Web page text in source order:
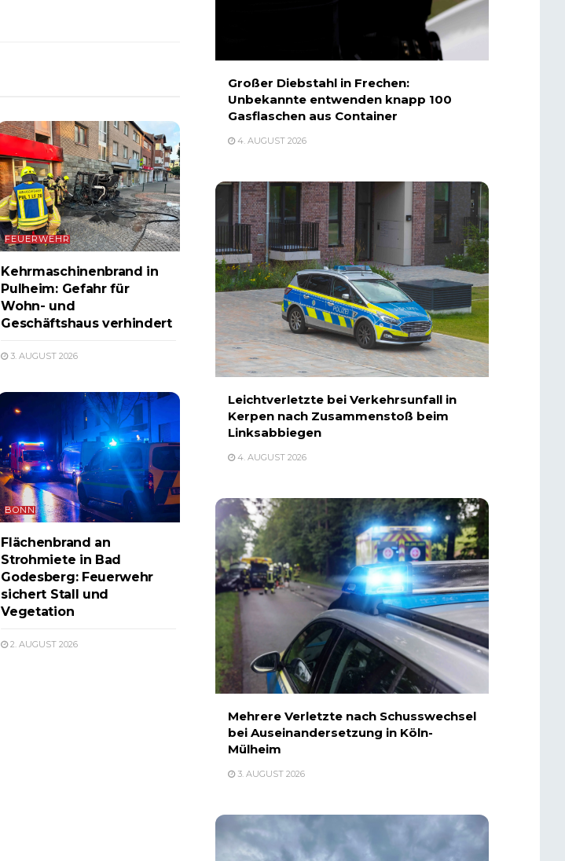
FEUERWEHR
Kehrmaschinenbrand in
Pulheim: Gefahr für
Wohn- und
Geschäftshaus verhindert
3. AUGUST 2026
BONN
Flächenbrand an
Strohmiete in Bad
Godesberg: Feuerwehr
sichert Stall und
Vegetation
2. AUGUST 2026
Großer Diebstahl in Frechen:
Unbekannte entwenden knapp 100
Gasflaschen aus Container
4. AUGUST 2026
Leichtverletzte bei Verkehrsunfall in
Kerpen nach Zusammenstoß beim
Linksabbiegen
4. AUGUST 2026
Mehrere Verletzte nach Schusswechsel
bei Auseinandersetzung in Köln-
Mülheim
3. AUGUST 2026